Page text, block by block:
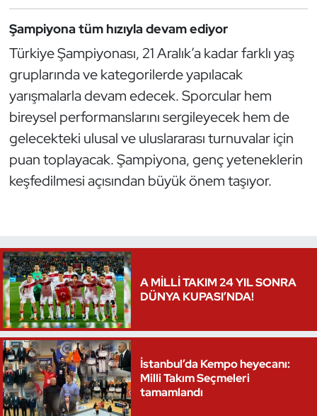
Şampiyona tüm hızıyla devam ediyor
Türkiye Şampiyonası, 21 Aralık’a kadar farklı yaş
gruplarında ve kategorilerde yapılacak
yarışmalarla devam edecek. Sporcular hem
bireysel performanslarını sergileyecek hem de
gelecekteki ulusal ve uluslararası turnuvalar için
puan toplayacak. Şampiyona, genç yeteneklerin
keşfedilmesi açısından büyük önem taşıyor.
A MİLLİ TAKIM 24 YIL SONRA
DÜNYA KUPASI’NDA!
İstanbul’da Kempo heyecanı:
Milli Takım Seçmeleri
tamamlandı
Triatlon
Voleybol
Vücut Geliştirme Fitness
Wushu Kungfu
Yelken